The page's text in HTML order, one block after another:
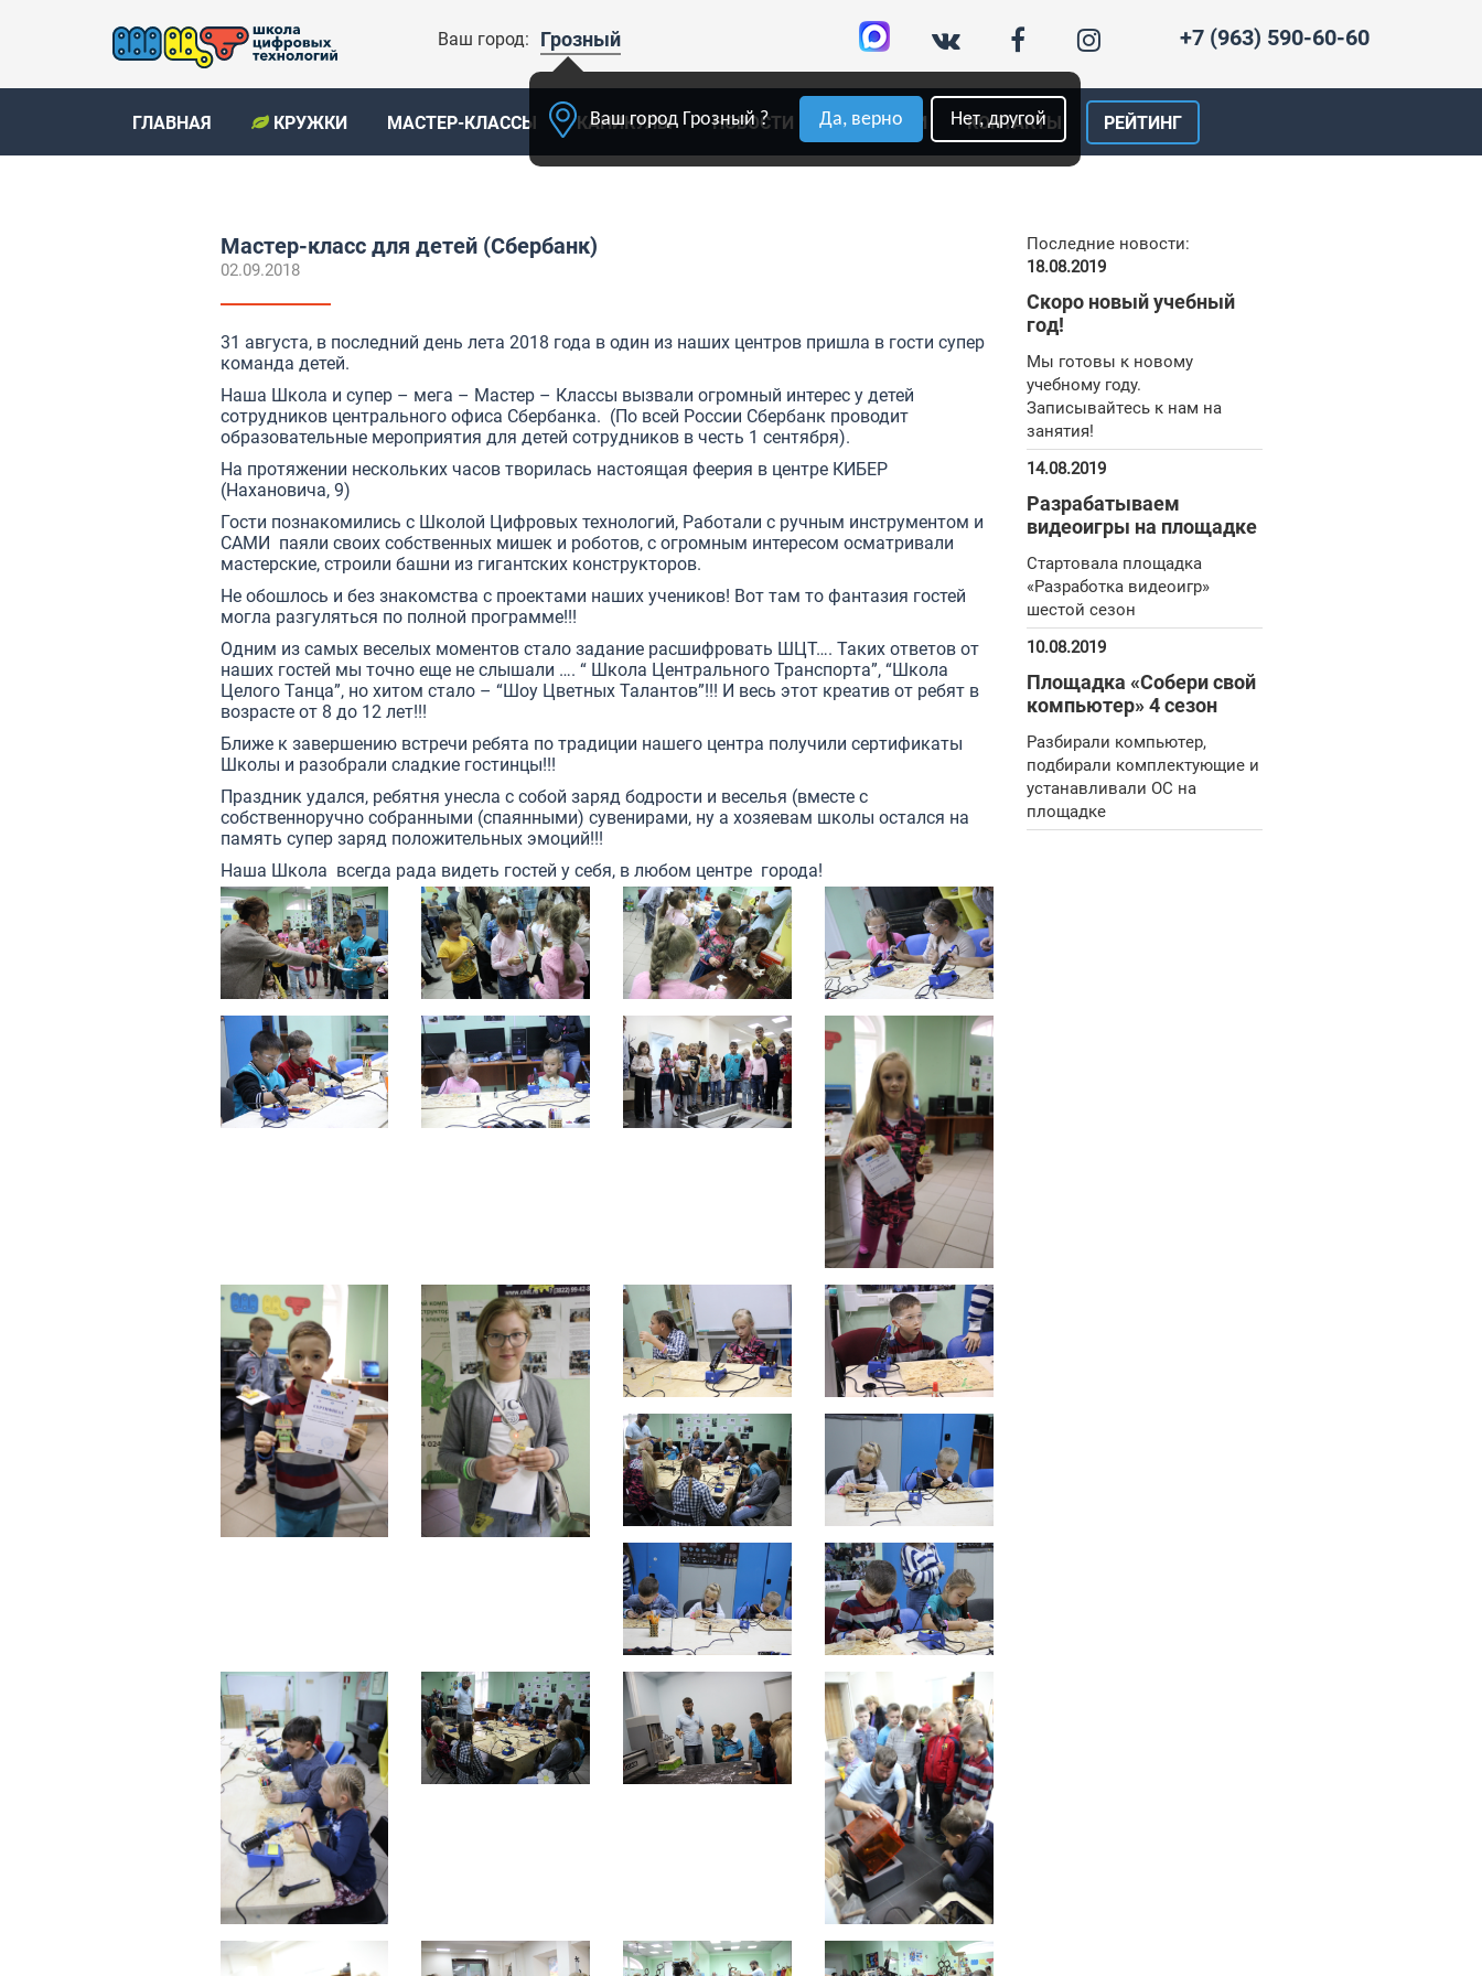
Ваш город: Грозный
Ваш город Грозный ? Да, верно Нет, другой
+7 (963) 590-60-60
ГЛАВНАЯ КРУЖКИ МАСТЕР-КЛАССЫ КАНИКУЛЫ НОВОСТИ ВАКАНСИИ КОНТАКТЫ РЕЙТИНГ
Мастер-класс для детей (Сбербанк)
02.09.2018
31 августа, в последний день лета 2018 года в один из наших центров пришла в гости супер
команда детей.
Наша Школа и супер – мега – Мастер – Классы вызвали огромный интерес у детей
сотрудников центрального офиса Сбербанка. (По всей России Сбербанк проводит
образовательные мероприятия для детей сотрудников в честь 1 сентября).
На протяжении нескольких часов творилась настоящая феерия в центре КИБЕР
(Нахановича, 9)
Гости познакомились с Школой Цифровых технологий, Работали с ручным инструментом и
САМИ паяли своих собственных мишек и роботов, с огромным интересом осматривали
мастерские, строили башни из гигантских конструкторов.
Не обошлось и без знакомства с проектами наших учеников! Вот там то фантазия гостей
могла разгуляться по полной программе!!!
Одним из самых веселых моментов стало задание расшифровать ШЦТ…. Таких ответов от
наших гостей мы точно еще не слышали …. “ Школа Центрального Транспорта”, “Школа
Целого Танца”, но хитом стало – “Шоу Цветных Талантов”!!! И весь этот креатив от ребят в
возрасте от 8 до 12 лет!!!
Ближе к завершению встречи ребята по традиции нашего центра получили сертификаты
Школы и разобрали сладкие гостинцы!!!
Праздник удался, ребятня унесла с собой заряд бодрости и веселья (вместе с
собственноручно собранными (спаянными) сувенирами, ну а хозяевам школы остался на
память супер заряд положительных эмоций!!!
Наша Школа всегда рада видеть гостей у себя, в любом центре города!
Последние новости:
18.08.2019
Скоро новый учебный
год!
Мы готовы к новому
учебному году.
Записывайтесь к нам на
занятия!
14.08.2019
Разрабатываем
видеоигры на площадке
Стартовала площадка
«Разработка видеоигр»
шестой сезон
10.08.2019
Площадка «Собери свой
компьютер» 4 сезон
Разбирали компьютер,
подбирали комплектующие и
устанавливали ОС на
площадке